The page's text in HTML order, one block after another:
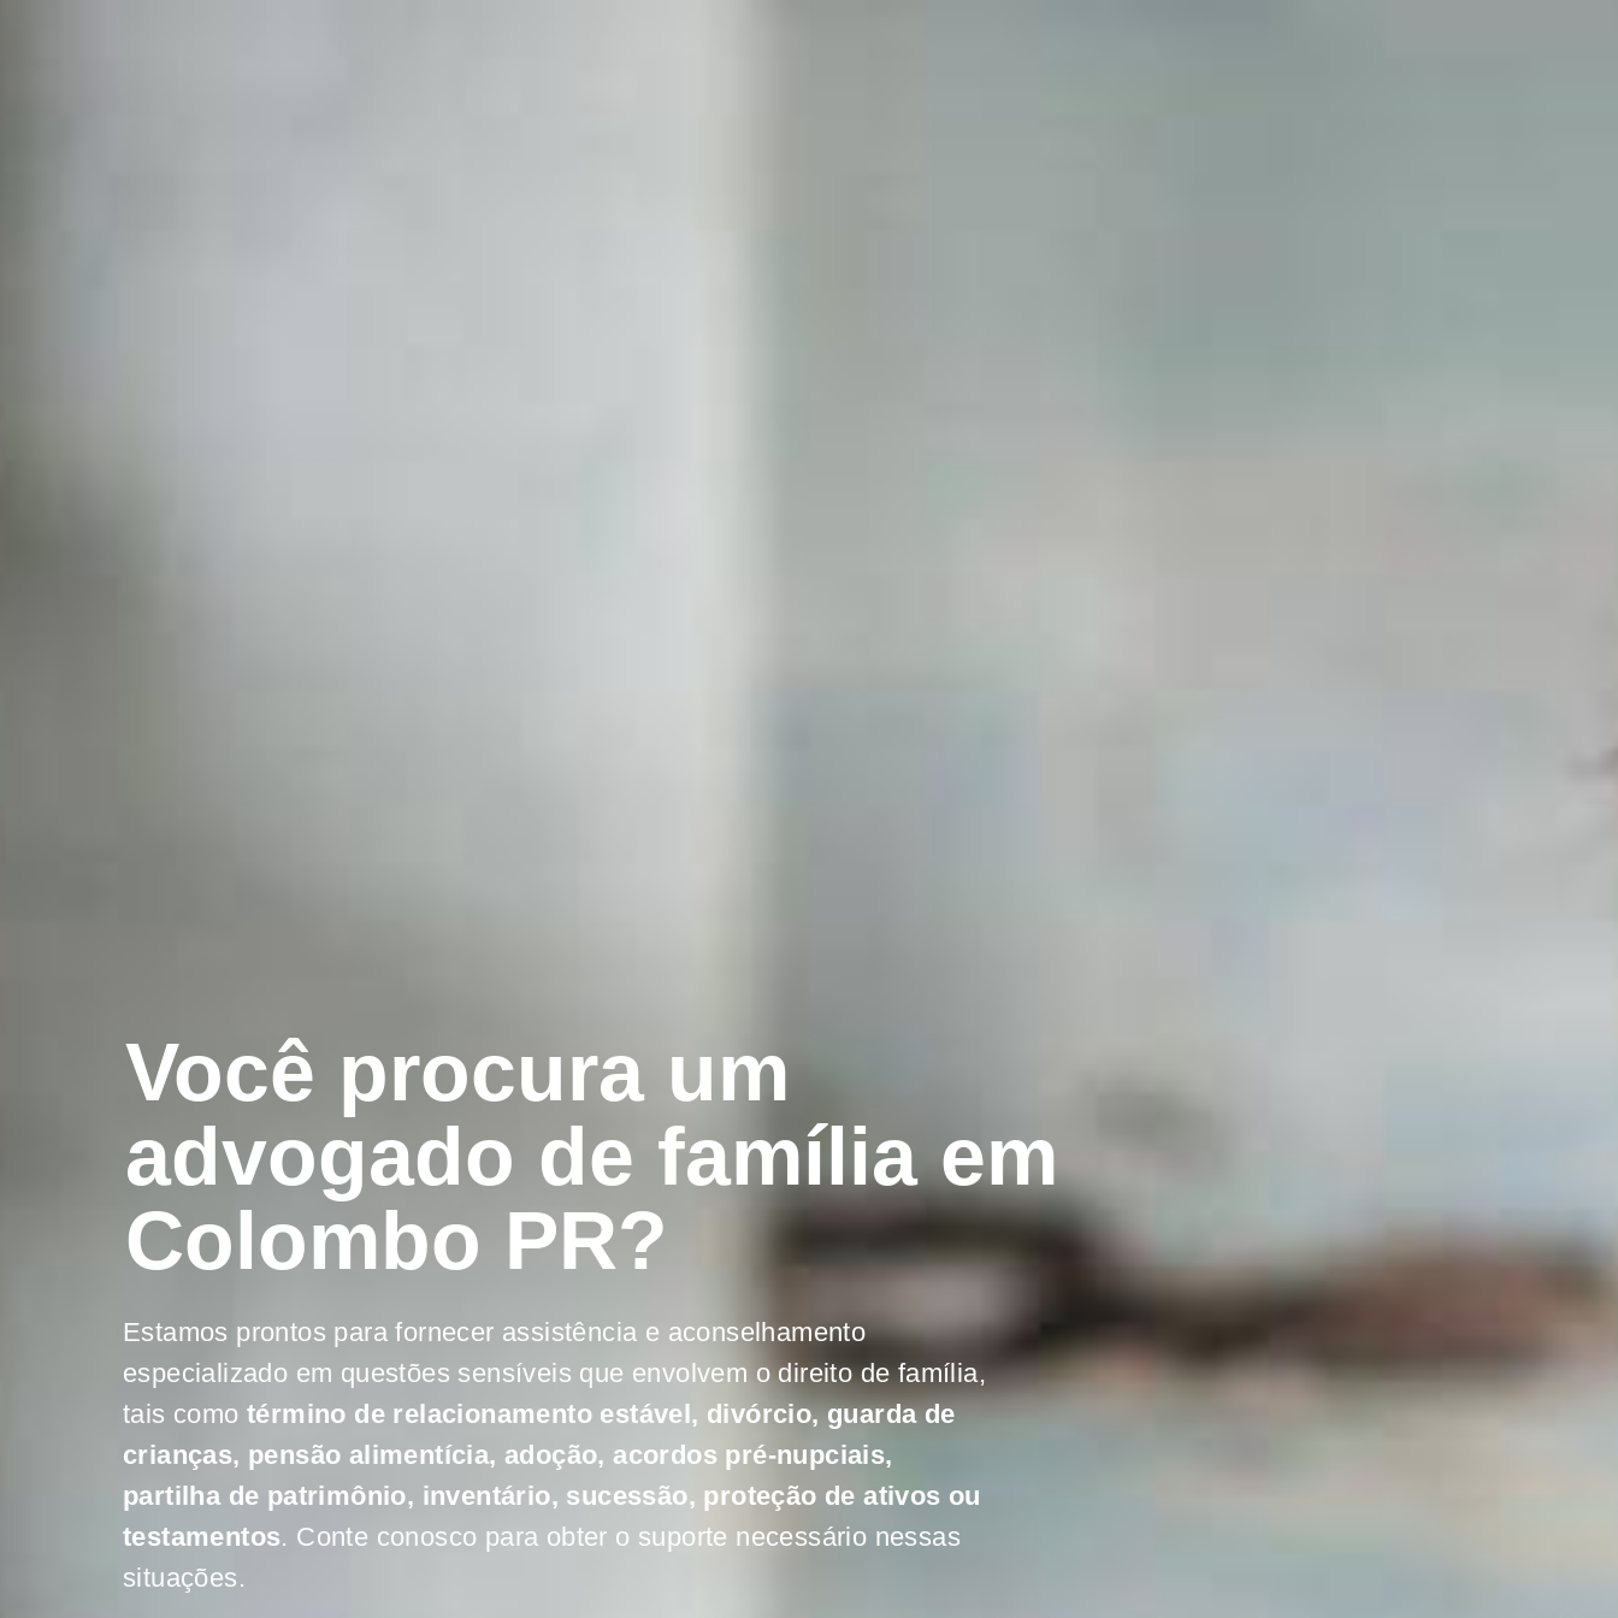
Você procura um
advogado de família em
Colombo PR?
Estamos prontos para fornecer assistência e aconselhamento
especializado em questões sensíveis que envolvem o direito de família,
tais comotérmino de relacionamento estável, divórcio, guarda de
crianças, pensão alimentícia, adoção, acordos pré-nupciais,
partilha de patrimônio, inventário, sucessão, proteção de ativos ou
testamentos. Conte conosco para obter o suporte necessário nessas
situações.